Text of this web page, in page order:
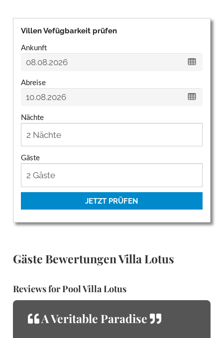
Villen Vefügbarkeit prüfen
Ankunft
Abreise
Nächte
Gäste
JETZT PRÜFEN
Gäste Bewertungen Villa Lotus
Reviews for Pool Villa Lotus
A Veritable Paradise